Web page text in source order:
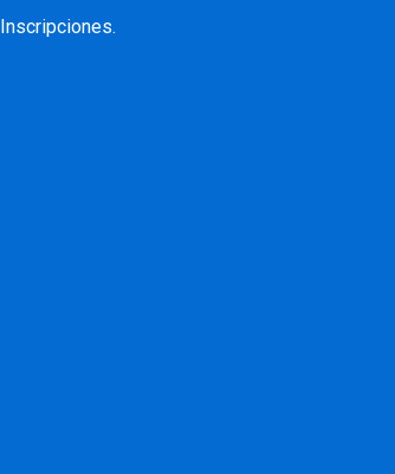
Inscripciones.